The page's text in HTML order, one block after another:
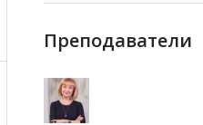
Преподаватели